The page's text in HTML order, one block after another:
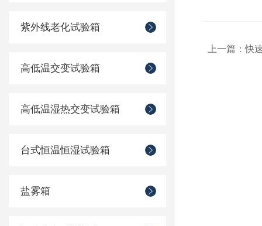
紫外线老化试验箱
高低温交变试验箱
高低温湿热交变试验箱
台式恒温恒湿试验箱
盐雾箱
上一篇：快